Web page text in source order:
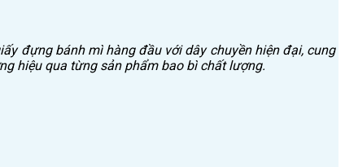
đựng bánh mì hàng đầu với dây chuyền hiện đại, cung
hiệu qua từng sản phẩm bao bì chất lượng.